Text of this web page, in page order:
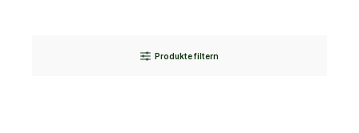
Produkte filtern